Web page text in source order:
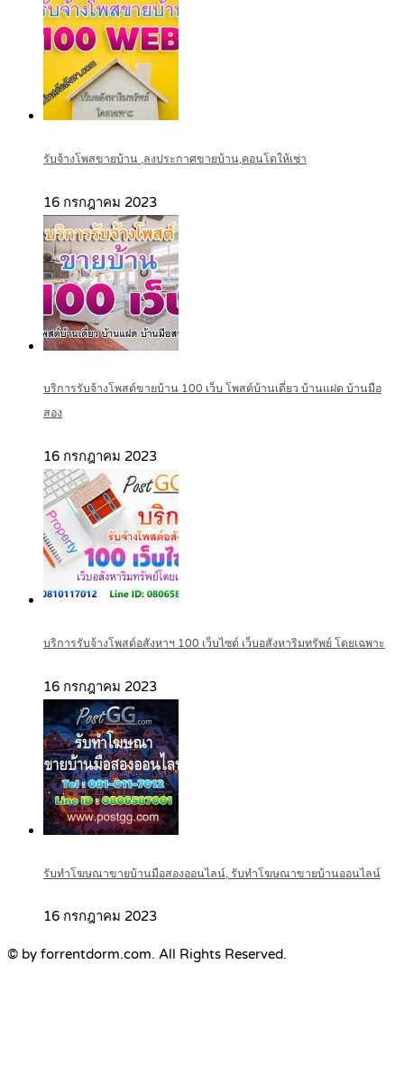
รับจ้างโพสขายบ้าน ,ลงประกาศขายบ้าน,คอนโดให้เช่า
16 กรกฎาคม 2023
บริการรับจ้างโพสต์ขายบ้าน 100 เว็บ โพสต์บ้านเดี่ยว บ้านแฝด บ้านมือ
สอง
16 กรกฎาคม 2023
บริการรับจ้างโพสต์อสังหาฯ 100 เว็บไซต์ เว็บอสังหาริมทรัพย์ โดยเฉพาะ
16 กรกฎาคม 2023
รับทำโฆษณาขายบ้านมือสองออนไลน์, รับทำโฆษณาขายบ้านออนไลน์
16 กรกฎาคม 2023
© by forrentdorm.com. All Rights Reserved.